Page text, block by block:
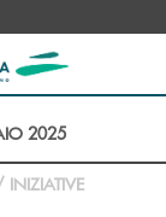
2025
INIZIATIVE